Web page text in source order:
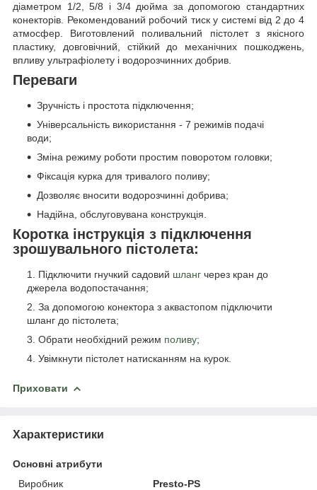
діаметром 1/2, 5/8 і 3/4 дюйма за допомогою стандартних
конекторів. Рекомендований робочий тиск у системі від 2 до 4
атмосфер. Виготовлений поливальний пістолет з якісного
пластику, довговічний, стійкий до механічних пошкоджень,
впливу ультрафіолету і водорозчинних добрив.
Переваги
Зручність і простота підключення;
Універсальність використання - 7 режимів подачі
води;
Зміна режиму роботи простим поворотом головки;
Фіксація курка для тривалого поливу;
Дозволяє вносити водорозчинні добрива;
Надійна, обслуговувана конструкція.
Коротка інструкція з підключення
зрошувального пістолета:
Підключити гнучкий садовий шланг через кран до
джерела водопостачання;
За допомогою конектора з аквастопом підключити
шланг до пістолета;
Обрати необхідний режим поливу;
Увімкнути пістолет натисканням на курок.
Приховати
Характеристики
Основні атрибути
Виробник
Presto-PS